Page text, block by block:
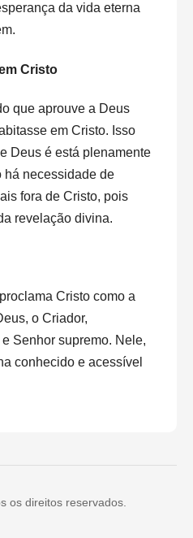
da vida eterna
Cristo
que aprouve a Deus
em Cristo. Isso
Deus é está plenamente
há necessidade de
fora de Cristo, pois
revelação divina.
Cristo como a
o Criador,
Senhor supremo. Nele,
conhecido e acessível
os direitos reservados.